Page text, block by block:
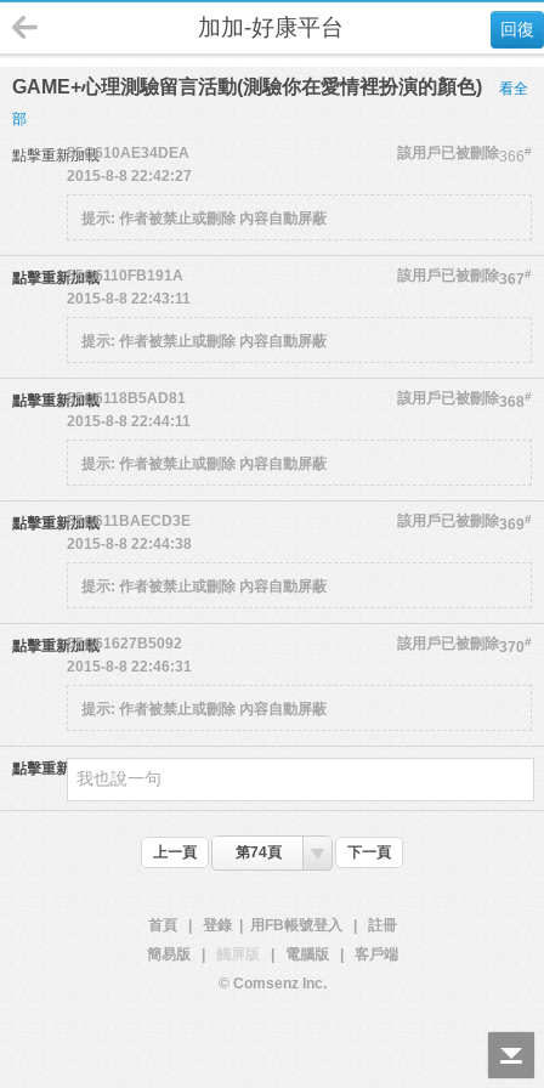
回復
加加-好康平台
GAME+心理測驗留言活動(測驗你在愛情裡扮演的顏色)
看全
部
點擊重新加載 366#
55C610AE34DEA
該用戶已被刪除
2015-8-8 22:42:27
提示: 作者被禁止或刪除 內容自動屏蔽
點擊重新加載 367#
55C6110FB191A
該用戶已被刪除
2015-8-8 22:43:11
提示: 作者被禁止或刪除 內容自動屏蔽
點擊重新加載 368#
55C6118B5AD81
該用戶已被刪除
2015-8-8 22:44:11
提示: 作者被禁止或刪除 內容自動屏蔽
點擊重新加載 369#
55C611BAECD3E
該用戶已被刪除
2015-8-8 22:44:38
提示: 作者被禁止或刪除 內容自動屏蔽
點擊重新加載 370#
55C61627B5092
該用戶已被刪除
2015-8-8 22:46:31
提示: 作者被禁止或刪除 內容自動屏蔽
點擊重新加載
上一頁 第74頁 下一頁
首頁 登錄 用FB帳號登入
註冊
簡易版
觸屏版 電腦版
客戶端
© Comsenz Inc.